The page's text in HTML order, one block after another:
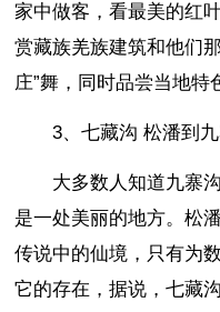
家中做客，看最美的红
赏藏族羌族建筑和他们
庄”舞，同时品尝当地特
3、七藏沟 松潘到
大多数人知道九寨
是一处美丽的地方。松
传说中的仙境，只有为
它的存在，据说，七藏